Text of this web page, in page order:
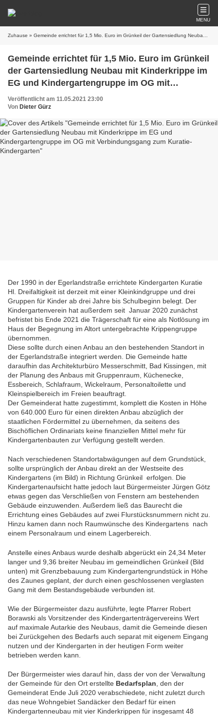
MENU
Zuhause » Gemeinde errichtet für 1,5 Mio. Euro im Grünkeil der Gartensiedlung Neubau mit Kinderkrippe im EG und Kindergartengruppe im OG mit Verbindungsgang zum Kuratie-Kindergarten
Gemeinde errichtet für 1,5 Mio. Euro im Grünkeil
der Gartensiedlung Neubau mit Kinderkrippe im
EG und Kindergartengruppe im OG mit
Verbindungsgang zum Kuratie-Kindergarten
Veröffentlicht am 11.05.2021 23:00
Von Dieter Gürz
Der 1990 in der Egerlandstraße errichtete Kindergarten Kuratie
Hl. Dreifaltigkeit ist derzeit mit einer Kleinkindgruppe und drei
Gruppen für Kinder ab drei Jahre bis Schulbeginn belegt. Der
Kindergartenverein hat außerdem seit Januar 2020 zunächst
befristet bis Ende 2021 die Trägerschaft für eine als Notlösung im
Haus der Begegnung im Altort untergebrachte Krippengruppe
übernommen.
Diese sollte durch einen Anbau an den bestehenden Standort in
der Egerlandstraße integriert werden. Die Gemeinde hatte
daraufhin das Architekturbüro Messerschmitt, Bad Kissingen, mit
der Planung des Anbaus mit Gruppenraum, Küchenecke,
Essbereich, Schlafraum, Wickelraum, Personaltoilette und
Kleinspielbereich im Freien beauftragt.
Der Gemeinderat hatte zugestimmt, komplett die Kosten in Höhe
von 640.000 Euro für einen direkten Anbau abzüglich der
staatlichen Fördermittel zu übernehmen, da seitens des
Bischöflichen Ordinariats keine finanziellen Mittel mehr für
Kindergartenbauten zur Verfügung gestellt werden.
Nach verschiedenen Standortabwägungen auf dem Grundstück,
sollte ursprünglich der Anbau direkt an der Westseite des
Kindergartens (im Bild) in Richtung Grünkeil erfolgen. Die
Kindergartenaufsicht hatte jedoch laut Bürgermeister Jürgen Götz
etwas gegen das Verschließen von Fenstern am bestehenden
Gebäude einzuwenden. Außerdem ließ das Baurecht die
Errichtung eines Gebäudes auf zwei Flurstücksnummern nicht zu.
Hinzu kamen dann noch Raumwünsche des Kindergartens nach
einem Personalraum und einem Lagerbereich.
Anstelle eines Anbaus wurde deshalb abgerückt ein 24,34 Meter
langer und 9,36 breiter Neubau im gemeindlichen Grünkeil (Bild
unten) mit Grenzbebauung zum Kindergartengrundstück in Höhe
des Zaunes geplant, der durch einen geschlossenen verglasten
Gang mit dem Bestandsgebäude verbunden ist.
Wie der Bürgermeister dazu ausführte, legte Pfarrer Robert
Borawski als Vorsitzender des Kindergartenträgervereins Wert
auf maximale Autarkie des Neubaus, damit die Gemeinde diesen
bei Zurückgehen des Bedarfs auch separat mit eigenem Eingang
nutzen und der Kindergarten in der heutigen Form weiter
betrieben werden kann.
Der Bürgermeister wies darauf hin, dass der von der Verwaltung
der Gemeinde für den Ort erstellte Bedarfsplan , den der
Gemeinderat Ende Juli 2020 verabschiedete, nicht zuletzt durch
das neue Wohngebiet Sandäcker den Bedarf für einen
Kindergartenneubau mit vier Kinderkrippen für insgesamt 48